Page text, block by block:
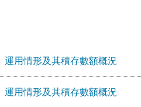
運用情形及其積存數額概況
運用情形及其積存數額概況